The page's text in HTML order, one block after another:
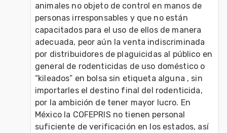
animales no objeto de control en manos de
personas irresponsables y que no están
capacitados para el uso de ellos de manera
adecuada, peor aún la venta indiscriminada
por distribuidores de plaguicidas al público en
general de rodenticidas de uso doméstico o
“kileados” en bolsa sin etiqueta alguna , sin
importarles el destino final del rodenticida,
por la ambición de tener mayor lucro. En
México la COFEPRIS no tienen personal
suficiente de verificación en los estados, así